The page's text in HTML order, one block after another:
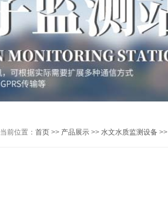
当前位置： 首页>> 产品展示>> 水文水质监测设备>>